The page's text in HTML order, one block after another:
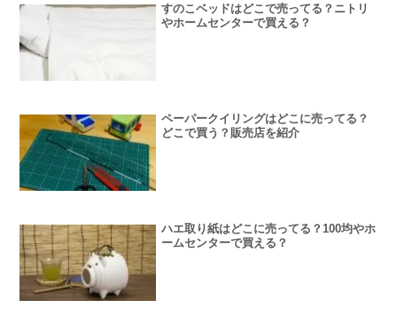
すのこベッドはどこで売ってる？ニトリ
やホームセンターで買える？
ペーパークイリングはどこに売ってる？
どこで買う？販売店を紹介
ハエ取り紙はどこに売ってる？100均やホ
ームセンターで買える？